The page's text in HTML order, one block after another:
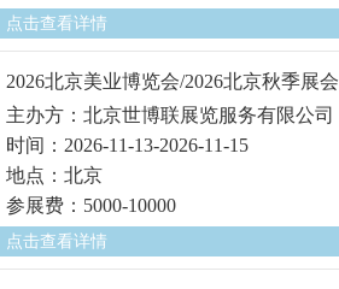
点击查看详情
2026北京美业博览会/2026北京秋季展会
主办方：北京世博联展览服务有限公司
时间：2026-11-13-2026-11-15
地点：北京
参展费：5000-10000
点击查看详情